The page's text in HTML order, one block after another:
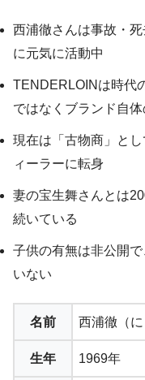
西浦徹さんは事故・
に元気に活動中
TENDERLOINは時代
ではなくブランド自
現在は「古物商」と
ィーラーに転身
妻の宝生舞さんとは
続いている
子供の有無は非公開
いない
名前 西浦徹（に
生年 1969年